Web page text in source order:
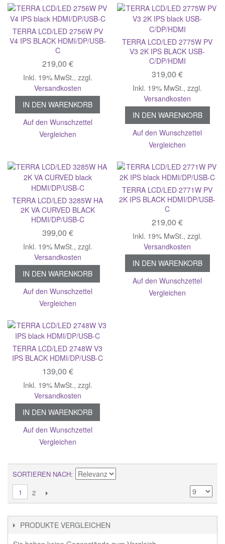
TERRA LCD/LED 2756W PV
V4 IPS BLACK HDMI/DP/USB-
C
219,00 €
Inkl. 19% MwSt., zzgl.
Versandkosten
IN DEN WARENKORB
Auf den Wunschzettel
Vergleichen
TERRA LCD/LED 2775W PV
V3 2K IPS BLACK USB-
C/DP/HDMI
319,00 €
Inkl. 19% MwSt.,zzgl.
Versandkosten
IN DEN WARENKORB
Auf den Wunschzettel
Vergleichen
TERRA LCD/LED 3285W HA
2K VA CURVED BLACK
HDMI/DP/USB-C
399,00 €
Inkl. 19% MwSt., zzgl.
Versandkosten
IN DEN WARENKORB
Auf den Wunschzettel
Vergleichen
TERRA LCD/LED 2771W PV
2K IPS BLACK HDMI/DP/USB-
C
219,00 €
Inkl. 19% MwSt.,zzgl.
Versandkosten
IN DEN WARENKORB
Auf den Wunschzettel
Vergleichen
TERRA LCD/LED 2748W V3
IPS BLACK HDMI/DP/USB-C
139,00 €
Inkl. 19% MwSt., zzgl.
Versandkosten
IN DEN WARENKORB
Auf den Wunschzettel
Vergleichen
SORTIEREN NACH
1
2
PRODUKTE VERGLEICHEN